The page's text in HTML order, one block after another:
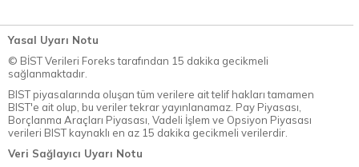
Yasal Uyarı Notu
© BİST Verileri Foreks tarafından 15 dakika gecikmeli
sağlanmaktadır.
BIST piyasalarında oluşan tüm verilere ait telif hakları tamamen
BIST'e ait olup, bu veriler tekrar yayınlanamaz. Pay Piyasası,
Borçlanma Araçları Piyasası, Vadeli İşlem ve Opsiyon Piyasası
verileri BIST kaynaklı en az 15 dakika gecikmeli verilerdir.
Veri Sağlayıcı Uyarı Notu